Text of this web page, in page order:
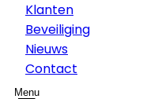
Klanten
Beveiliging
Nieuws
Contact
Menu